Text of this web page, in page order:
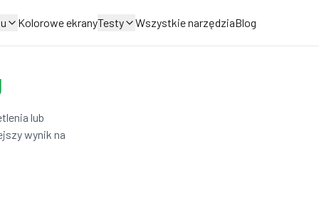
Kolorowe ekranyTesty Wszystkie narzędziaBlog
lub
wynik na